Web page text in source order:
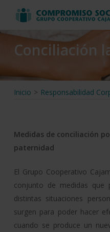
main
contentConciliación
Inicio > Responsabilidad
Medidas de conciliación
paternidad
El Grupo Cooperativo
conjunto de medidas que
distintas situaciones
surgen para poder hacer
cuando se produce un